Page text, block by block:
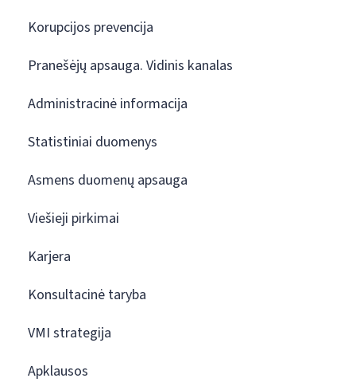
Korupcijos prevencija
Pranešėjų apsauga. Vidinis kanalas
Administracinė informacija
Statistiniai duomenys
Asmens duomenų apsauga
Viešieji pirkimai
Karjera
Konsultacinė taryba
VMI strategija
Apklausos